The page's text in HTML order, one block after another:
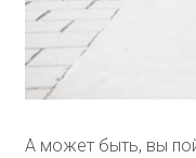
А может быть, вы